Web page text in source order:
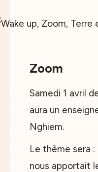
Zoom
Samedi 1 avril
aura un
Nghiem.
Le thème sera
nous apportait